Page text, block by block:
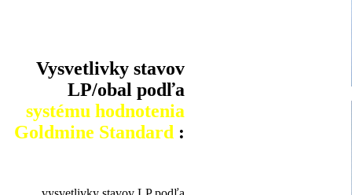
Vysvetlivky stavov
LP/obal podľa
systému hodnotenia
Goldmine Standard :